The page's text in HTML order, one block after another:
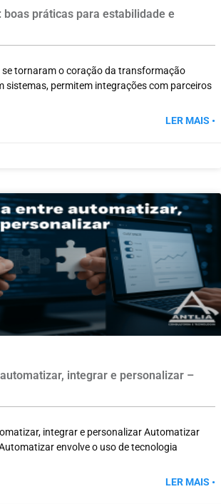
práticas para estabilidade e
tornaram o coração da transformação
sistemas, permitem integrações com parceiros
LER MAIS •
integrar e personalizar –
integrar e personalizar Automatizar
envolve o uso de tecnologia
LER MAIS •